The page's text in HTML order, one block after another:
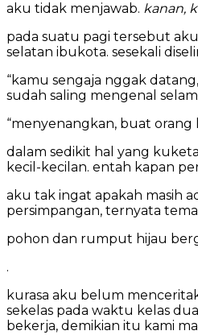
aku tidak menjawab. kanan,
pada suatu pagi tersebut
selatan ibukota. sesekali
“kamu sengaja nggak
sudah saling mengenal
“menyenangkan, buat orang
dalam sedikit hal yang
kecil-kecilan. entah kapan
aku tak ingat apakah masih
persimpangan, ternyata
pohon dan rumput hijau
.
kurasa aku belum
sekelas pada waktu kelas
bekerja, demikian itu kami